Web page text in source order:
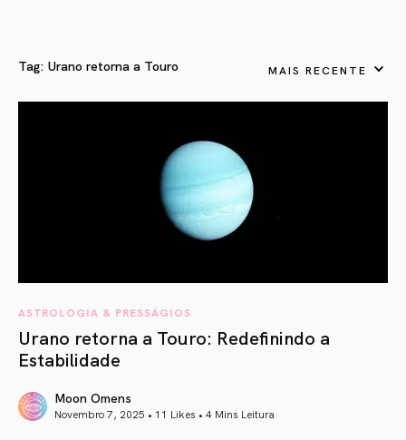
Tag: Urano retorna a Touro MAIS RECENTE
ASTROLOGIA & PRESSÁGIOS
Urano retorna a Touro: Redefinindo a
Estabilidade
Moon Omens
Novembro 7, 2025 • 11 Likes • 4 Mins Leitura